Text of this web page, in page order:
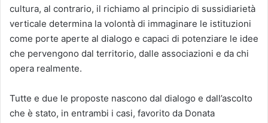
cultura, al contrario, il richiamo al principio di sussidiarietà
verticale determina la volontà di immaginare le istituzioni
come porte aperte al dialogo e capaci di potenziare le idee
che pervengono dal territorio, dalle associazioni e da chi
opera realmente.
Tutte e due le proposte nascono dal dialogo e dall’ascolto
che è stato, in entrambi i casi, favorito da Donata